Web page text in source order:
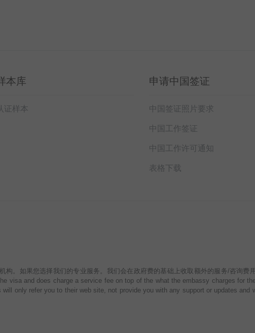
本库
证样本
申请中国签证
中国签证照片要求
中国工作签证
中国工作许可通知
表格下载
构。如果您选择我们的专业服务。我们会在政府费的基础上收取额外的服务/咨询
visa and does charge a service fee on top of the what the embassy charges for
only refer you to their web site, not provide you with any support or updates